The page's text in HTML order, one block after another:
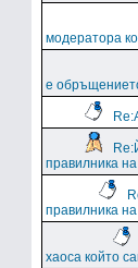
модератора
е
правилника
правилника
хаоса който